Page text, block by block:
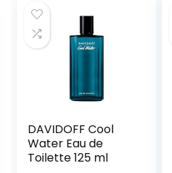
DAVIDOFF Cool
Water Eau de
Toilette 125 ml